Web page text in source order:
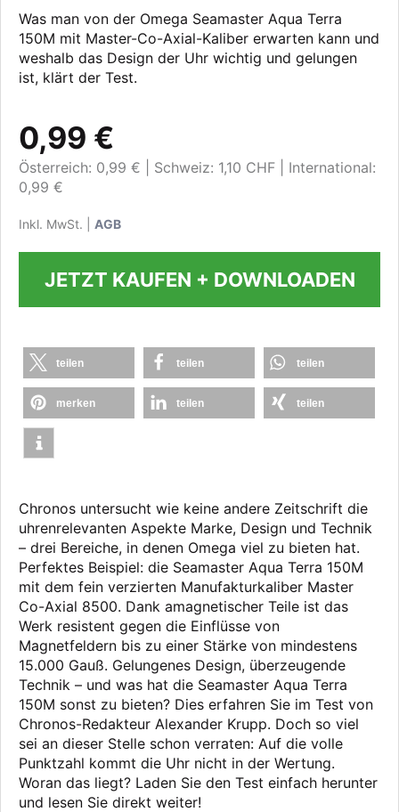
Was man von der Omega Seamaster Aqua Terra
150M mit Master-Co-Axial-Kaliber erwarten kann und
weshalb das Design der Uhr wichtig und gelungen
ist, klärt der Test.
0,99 €
Österreich: 0,99 € Schweiz: 1,10 CHF
International:
0,99 €
Inkl. MwSt. | AGB
JETZT KAUFEN + DOWNLOADEN
teilen teilen teilen
merken teilen teilen
Chronos untersucht wie keine andere Zeitschrift die
uhrenrelevanten Aspekte Marke, Design und Technik
– drei Bereiche, in denen Omega viel zu bieten hat.
Perfektes Beispiel: die Seamaster Aqua Terra 150M
mit dem fein verzierten Manufakturkaliber Master
Co-Axial 8500. Dank amagnetischer Teile ist das
Werk resistent gegen die Einflüsse von
Magnetfeldern bis zu einer Stärke von mindestens
15.000 Gauß. Gelungenes Design, überzeugende
Technik – und was hat die Seamaster Aqua Terra
150M sonst zu bieten? Dies erfahren Sie im Test von
Chronos-Redakteur Alexander Krupp. Doch so viel
sei an dieser Stelle schon verraten: Auf die volle
Punktzahl kommt die Uhr nicht in der Wertung.
Woran das liegt? Laden Sie den Test einfach herunter
und lesen Sie direkt weiter!